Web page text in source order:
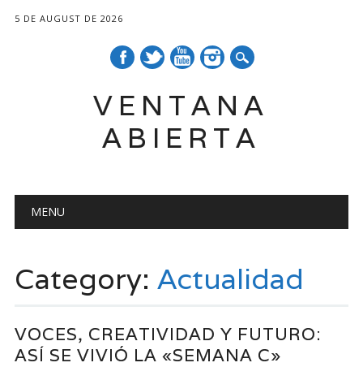
5 DE AUGUST DE 2026
VENTANA
ABIERTA
Main menu
MENU
Category: Actualidad
VOCES, CREATIVIDAD Y FUTURO:
ASÍ SE VIVIÓ LA «SEMANA C»